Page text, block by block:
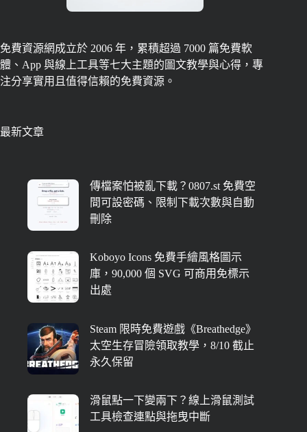
免費資源網成立於 2006 年，累積超過 7000 篇免費軟
體、App 與線上工具等七大主題的圖文教學與心得，專
注分享實用且值得信賴的免費資源。
最新文章
傳檔案怕被亂下載？0807.st 免費空
間可設密碼、限制下載次數與自動
刪除
Koboyo Icons 免費手繪風格圖示
庫，90,000 個 SVG 可商用免標示
出處
Steam 限時免費遊戲《Breathedge》
太空生存冒險領取教學，8/10 截止
永久保留
滑鼠點一下變兩下？線上滑鼠測試
工具檢查連點與拖曳中斷